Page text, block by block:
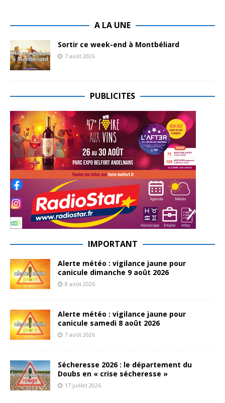
A LA UNE
Sortir ce week-end à Montbéliard
7 août 2026
PUBLICITES
IMPORTANT
Alerte météo : vigilance jaune pour
canicule dimanche 9 août 2026
8 août 2026
Alerte météo : vigilance jaune pour
canicule samedi 8 août 2026
7 août 2026
Sécheresse 2026 : le département du
Doubs en « crise sécheresse »
17 juillet 2026